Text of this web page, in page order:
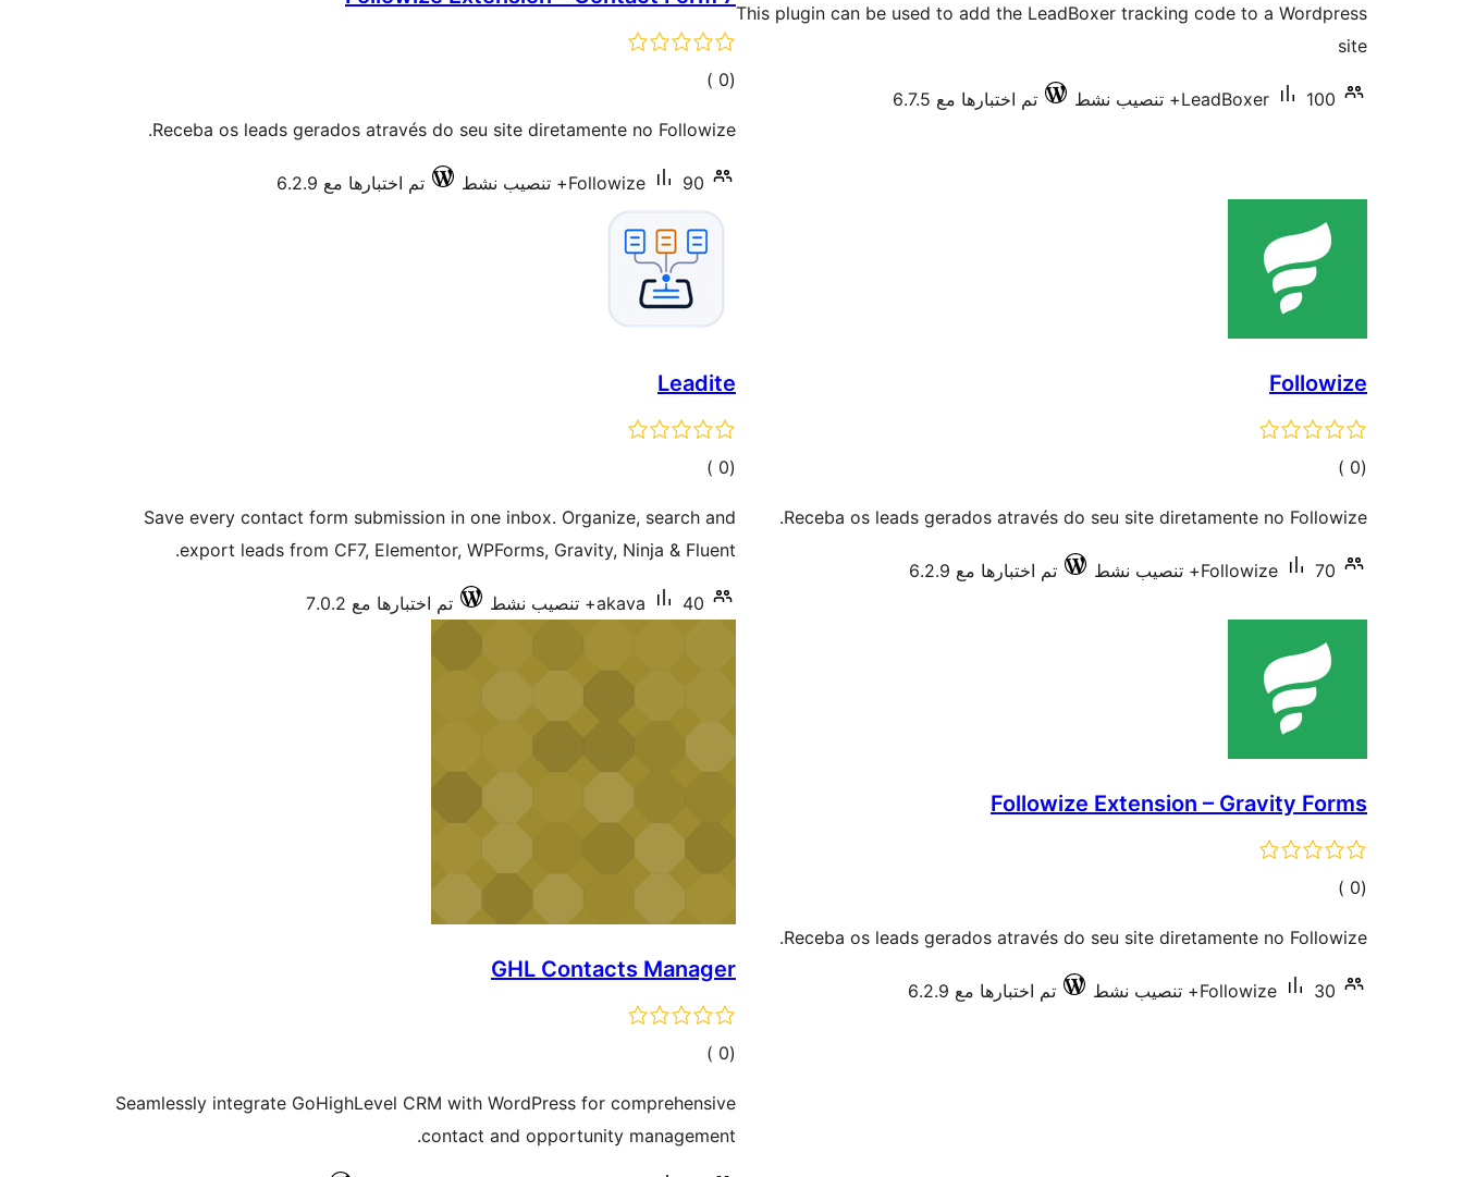
This plugin can be used to add the LeadBoxer tracking code to a Wordpress
site
LeadBoxer 100+ تنصيب نشط تم اختبارها مع 6.7.5
(0
إجمالي)
Receba os leads gerados através do seu site diretamente no Followize.
Followize 90+ تنصيب نشط تم اختبارها مع 6.2.9
Followize
(0
إجمالي)
Receba os leads gerados através do seu site diretamente no Followize.
Followize 70+ تنصيب نشط تم اختبارها مع 6.2.9
Leadite
(0
إجمالي)
Save every contact form submission in one inbox. Organize, search and
export leads from CF7, Elementor, WPForms, Gravity, Ninja & Fluent.
akava 40+ تنصيب نشط تم اختبارها مع 7.0.2
Followize Extension – Gravity Forms
(0
إجمالي)
Receba os leads gerados através do seu site diretamente no Followize.
Followize 30+ تنصيب نشط تم اختبارها مع 6.2.9
GHL Contacts Manager
(0
إجمالي)
Seamlessly integrate GoHighLevel CRM with WordPress for comprehensive
contact and opportunity management.